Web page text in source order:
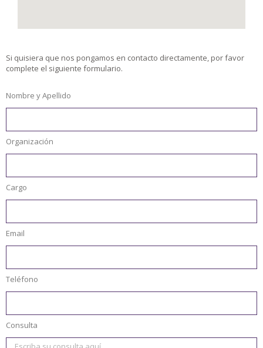
Si quisiera que nos pongamos en contacto directamente, por favor
complete el siguiente formulario.
Nombre y Apellido
Organización
Cargo
Email
Teléfono
Consulta